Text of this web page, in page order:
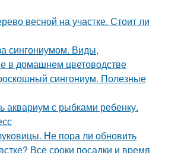
весной на участке. Стоит ли
сингониумом. Виды,
в домашнем цветоводстве
сингониум. Полезные
аквариум с рыбками ребенку.
Не пора ли обновить
Все сроки посадки и время